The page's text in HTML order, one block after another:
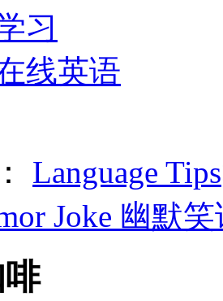
习
线英语
Language Tips
Joke 幽默